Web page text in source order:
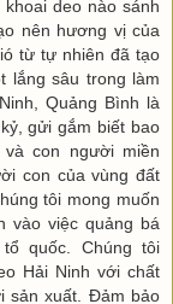
deo nào sánh
nên hương vị của
từ tự nhiên đã tạo
lắng sâu trong làm
Quảng Bình là
gửi gắm biết bao
con người miền
con của vùng đất
tôi mong muốn
vào việc quảng bá
quốc. Chúng tôi
Hải Ninh với chất
sản xuất. Đảm bảo